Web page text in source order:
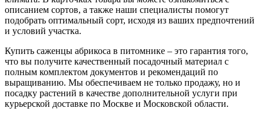
описанием сортов, а также наши специалисты помогут
подобрать оптимальный сорт, исходя из ваших предпочтений
и условий участка.
Купить саженцы абрикоса в питомнике – это гарантия того,
что вы получите качественный посадочный материал с
полным комплектом документов и рекомендаций по
выращиванию. Мы обеспечиваем не только продажу, но и
посадку растений в качестве дополнительной услуги при
курьерской доставке по Москве и Московской области.